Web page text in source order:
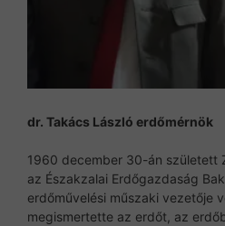
dr. Takács László erdőmérnök
1960 december 30-án született
az Északzalai Erdőgazdaság
erdőművelési műszaki vezetője
megismertette az erdőt, az